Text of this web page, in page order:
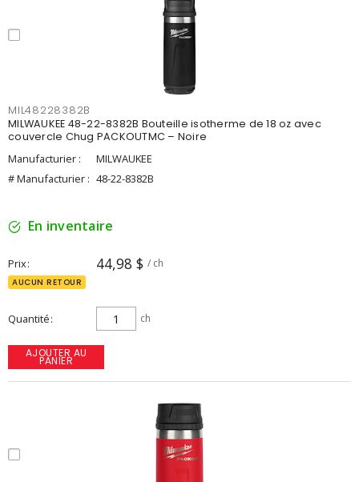
MIL48228382B
MILWAUKEE 48-22-8382B Bouteille isotherme de 18 oz avec
couvercle Chug PACKOUTMC – Noire
Manufacturier :
MILWAUKEE
# Manufacturier : 48-22-8382B
En inventaire
Prix 44,98 $ / ch
AUCUN RETOUR
Quantité ch
AJOUTER AU
PANIER